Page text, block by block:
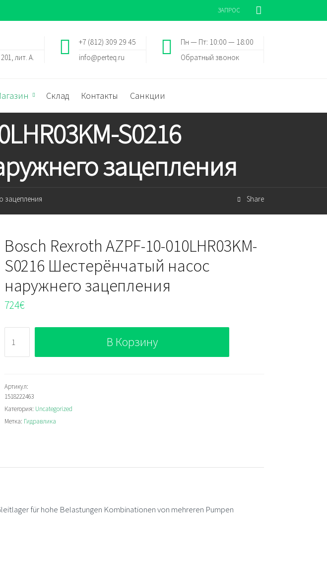
ЗАПРОС
Пн — Пт: 10:00 — 18:00
Обратный звонок
+7 (812) 309 29 45
info@perteq.ru
лит. А.
Склад Контакты Санкции
S0216
зацепления
зацепления Share
Bosch Rexroth AZPF-10-010LHR03KM-
S0216 Шестерёнчатый насос
наружнего зацепления
724€
Bosch
Rexroth
AZPF-
10-
010LHR03KM-
S0216
Шестерёнчатый
зацепления
В Корзину
Артикул:
1518222463
Категория: Uncategorized
Метка: Гидравлика
für hohe Belastungen Kombinationen von mehreren Pumpen